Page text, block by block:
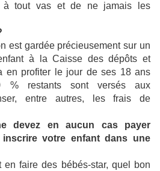
à tout vas et de ne jamais les
est gardée précieusement sur un
à la Caisse des dépôts et
en profiter le jour de ses 18 ans
% restants sont versés aux
entre autres, les frais de
devez en aucun cas payer
votre enfant dans une
en faire des bébés-star, quel bon